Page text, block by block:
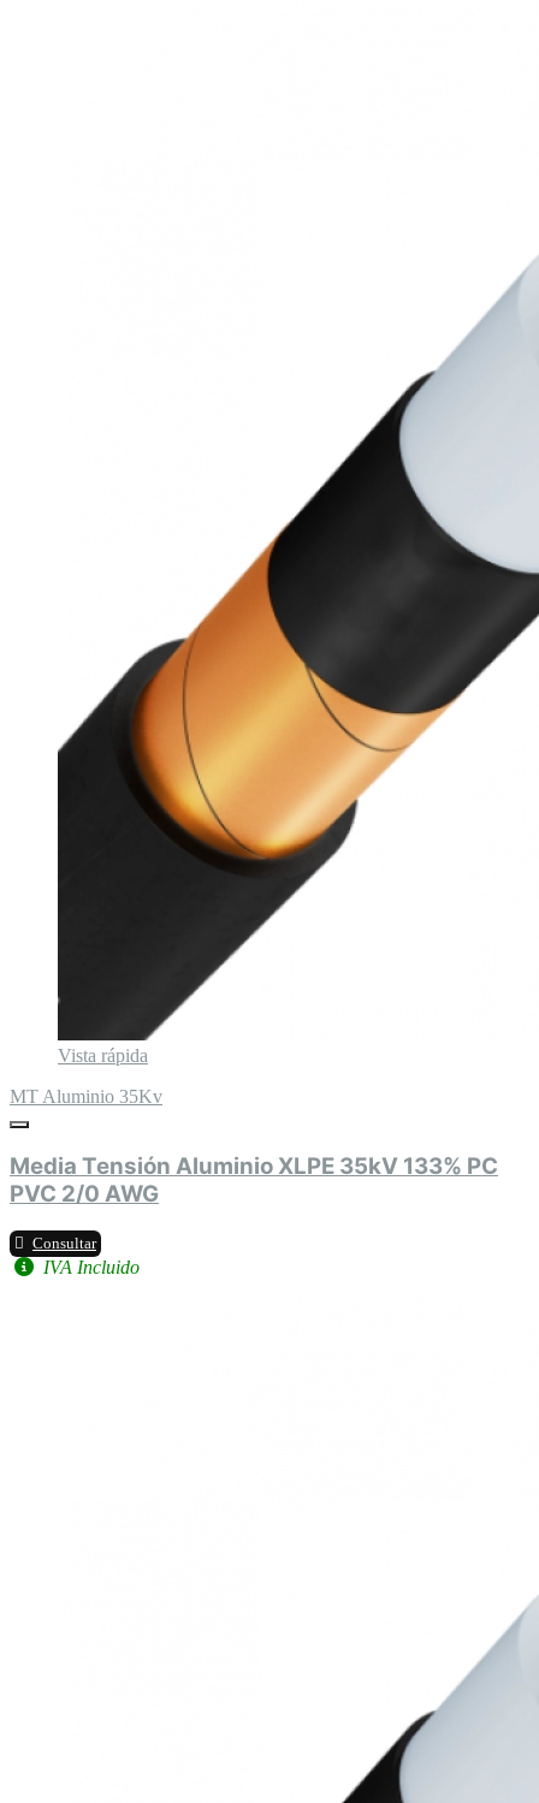
Vista rápida
MT Aluminio 35Kv
Media Tensión Aluminio XLPE 35kV 133% PC
PVC 2/0 AWG
Consultar
IVA Incluido